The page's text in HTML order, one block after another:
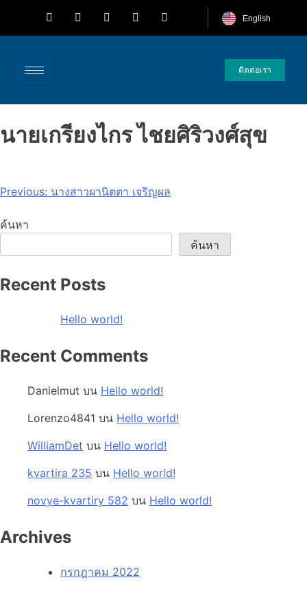
English
ติดต่อเรา
นายเกรียงไกร ไชยศิริวงศ์สุข
Previous: นางสาวผานิตตา เจริญผล
ค้นหา
ค้นหา
Recent Posts
Hello world!
Recent Comments
Danielmut บน Hello world!
Lorenzo4841 บน Hello world!
WilliamDet บน Hello world!
kvartira 235 บน Hello world!
novye-kvartiry 582 บน Hello world!
Archives
กรกฎาคม 2022